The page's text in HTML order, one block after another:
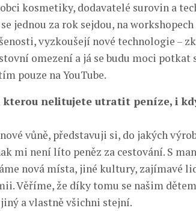
kosmetiky, dodavatelé surovin a
jednou za rok sejdou, na workshopech
vyzkoušejí nové technologie –
omezení a já se budu moci potkat
pouze na YouTube.
kterou nelitujete utratit peníze, i
vůně, představuji si, do jakých
mi není líto peněz za cestování. S
nová místa, jiné kultury, zajímavé
Věříme, že díky tomu se našim dětem
a vlastně všichni stejní.